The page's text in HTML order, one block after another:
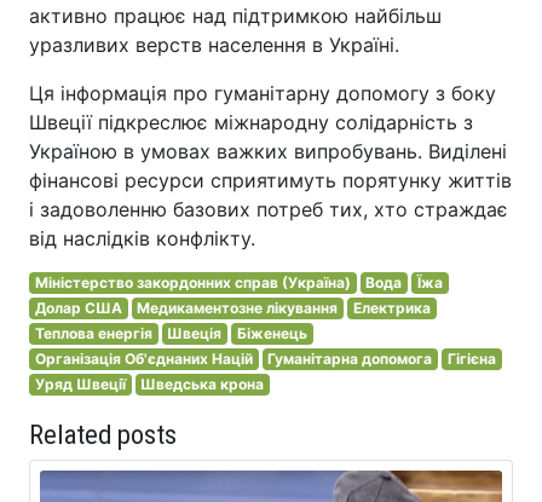
активно працює над підтримкою найбільш
уразливих верств населення в Україні.
Ця інформація про гуманітарну допомогу з боку
Швеції підкреслює міжнародну солідарність з
Україною в умовах важких випробувань. Виділені
фінансові ресурси сприятимуть порятунку життів
і задоволенню базових потреб тих, хто страждає
від наслідків конфлікту.
Міністерство закордонних справ (Україна) Вода
Їжа
Долар США
Медикаментозне лікування
Електрика
Теплова енергія
Швеція
Біженець
Організація Об'єднаних Націй
Гуманітарна допомога
Гігієна
Уряд Швеції
Шведська крона
Related posts